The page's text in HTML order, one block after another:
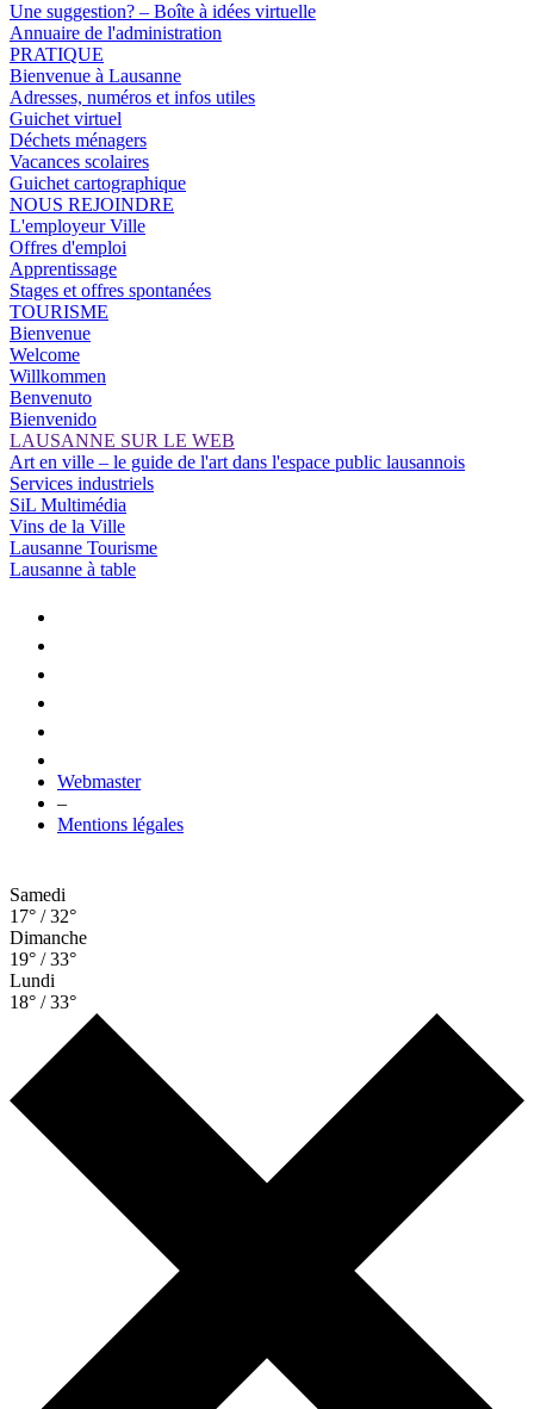
Une suggestion? – Boîte à idées virtuelle
Annuaire de l'administration
PRATIQUE
Bienvenue à Lausanne
Adresses, numéros et infos utiles
Guichet virtuel
Déchets ménagers
Vacances scolaires
Guichet cartographique
NOUS REJOINDRE
L'employeur Ville
Offres d'emploi
Apprentissage
Stages et offres spontanées
TOURISME
Bienvenue
Welcome
Willkommen
Benvenuto
Bienvenido
LAUSANNE SUR LE WEB
Art en ville – le guide de l'art dans l'espace public lausannois
Services industriels
SiL Multimédia
Vins de la Ville
Lausanne Tourisme
Lausanne à table
Webmaster
–
Mentions légales
Samedi
17° / 32°
Dimanche
19° / 33°
Lundi
18° / 33°